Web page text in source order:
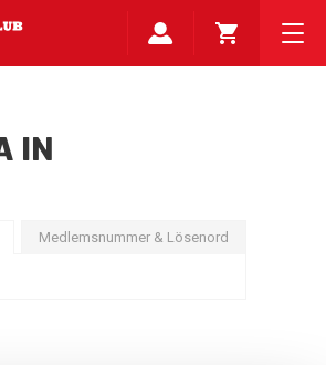
IN
Medlemsnummer & Lösenord